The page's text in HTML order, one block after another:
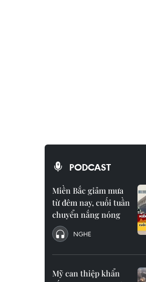
PODCAST
Miền Bắc giảm mưa
từ đêm nay, cuối tuần
chuyển nắng nóng
NGHE
Mỹ can thiệp khẩn